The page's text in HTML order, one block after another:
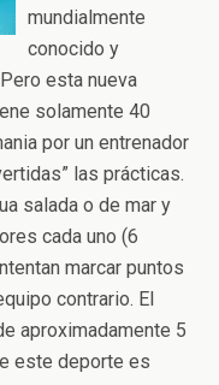
mundialmente
conocido y
esta nueva
solamente 40
por un entrenador
las prácticas.
salada o de mar y
cada uno (6
marcar puntos
contrario. El
aproximadamente 5
este deporte es